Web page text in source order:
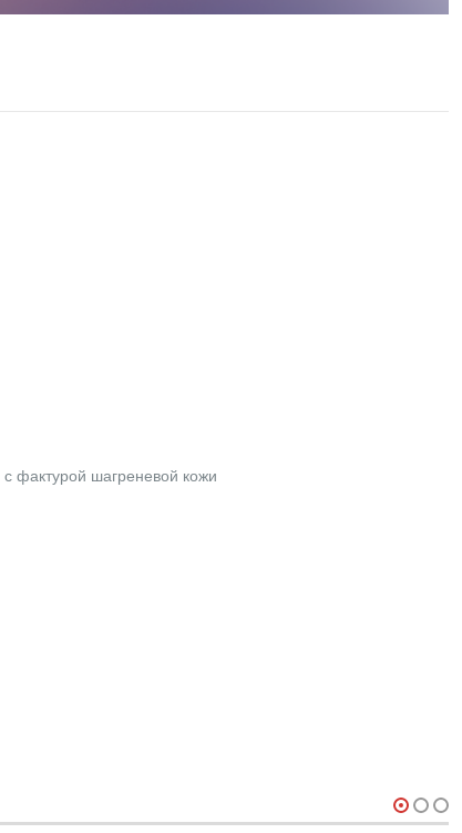
фактурой шагреневой кожи